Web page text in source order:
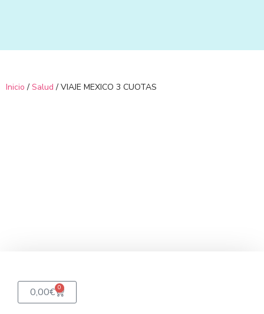
Inicio / Salud / VIAJE MEXICO 3 CUOTAS
0,00€ 0
Carrito